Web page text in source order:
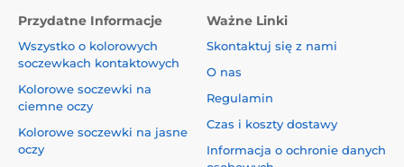
Przydatne Informacje
Wszystko o kolorowych
soczewkach kontaktowych
Kolorowe soczewki na
ciemne oczy
Kolorowe soczewki na jasne
oczy
Ważne Linki
Skontaktuj się z nami
O nas
Regulamin
Czas i koszty dostawy
Informacja o ochronie danych